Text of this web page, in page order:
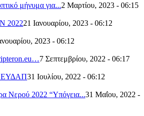
μήνυμα για...2 Μαρτίου, 2023 - 06:15
202221 Ιανουαρίου, 2023 - 06:12
2023 - 06:12
7 Σεπτεμβρίου, 2022 - 06:17
ΕΥΔΑΠ31 Ιουλίου, 2022 - 06:12
Νερού 2022 “Υπόγεια...31 Μαΐου, 2022 -